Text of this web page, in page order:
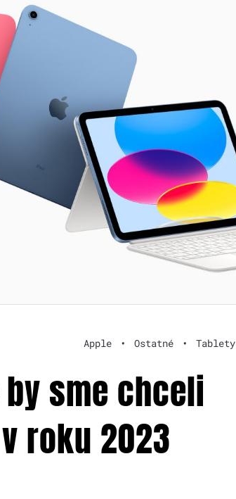
Apple • Ostatné • Tablety
sme chceli
roku 2023